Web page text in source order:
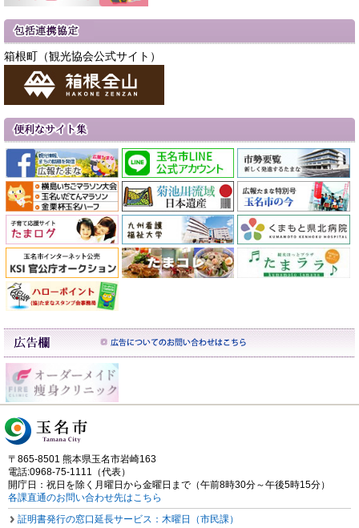
箱根町（観光協会公式サイト）
〒865-8501 熊本県玉名市岩崎163
電話:0968-75-1111（代表）
開庁日：祝日を除く月曜日から金曜日まで（午前8時30分～午後5時15分）
各課直通のお問い合わせ先はこちら
証明書発行の窓口延長サービス：木曜日（市民課）